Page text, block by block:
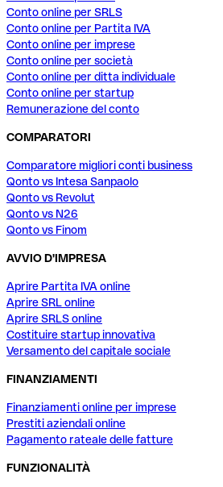
Conto online per SRLS
Conto online per Partita IVA
Conto online per imprese
Conto online per società
Conto online per ditta individuale
Conto online per startup
Remunerazione del conto
COMPARATORI
Comparatore migliori conti business
Qonto vs Intesa Sanpaolo
Qonto vs Revolut
Qonto vs N26
Qonto vs Finom
AVVIO D'IMPRESA
Aprire Partita IVA online
Aprire SRL online
Aprire SRLS online
Costituire startup innovativa
Versamento del capitale sociale
FINANZIAMENTI
Finanziamenti online per imprese
Prestiti aziendali online
Pagamento rateale delle fatture
FUNZIONALITÀ